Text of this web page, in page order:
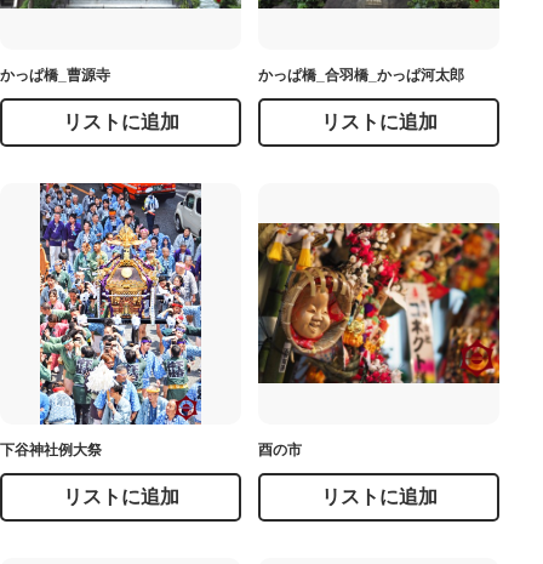
かっぱ橋_曹源寺
リストに追加
かっぱ橋_合羽橋_かっぱ河太郎
リストに追加
下谷神社例大祭
リストに追加
酉の市
リストに追加